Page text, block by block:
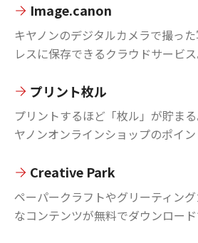
Image.canon
キヤノンのデジタルカメラで撮っ
レスに保存できるクラウドサービス
プリント枚ル
プリントするほど「枚ル」が貯ま
ヤノンオンラインショップのポイン
Creative Park
ペーパークラフトやグリーティン
なコンテンツが無料でダウンロード